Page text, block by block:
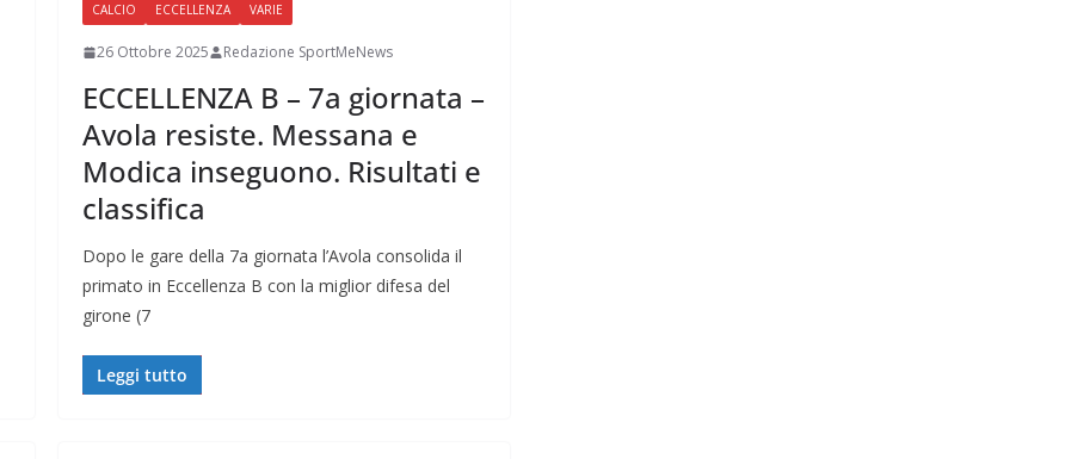
CALCIO ECCELLENZA VARIE
26 Ottobre 2025 Redazione SportMeNews
ECCELLENZA B – 7a giornata –
Avola resiste. Messana e
Modica inseguono. Risultati e
classifica
Dopo le gare della 7a giornata l’Avola consolida il
primato in Eccellenza B con la miglior difesa del
girone (7
Leggi tutto